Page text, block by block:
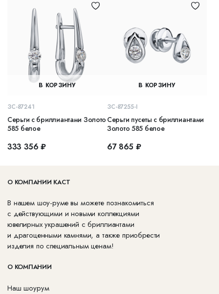
В КОРЗИНУ
ЗС-87241
Серьги с бриллиантами Золото
585 белое
333 356 ₽
В КОРЗИНУ
ЗС-87255-I
Серьги пусеты с бриллиантами
Золото 585 белое
67 865 ₽
О КОМПАНИИ КАСТ
В нашем шоу-руме вы можете познакомиться
с действующими и новыми коллекциями
ювелирных украшений с бриллиантами
и драгоценными камнями, а также приобрести
изделия по специальным ценам!
О КОМПАНИИ
Наш шоурум